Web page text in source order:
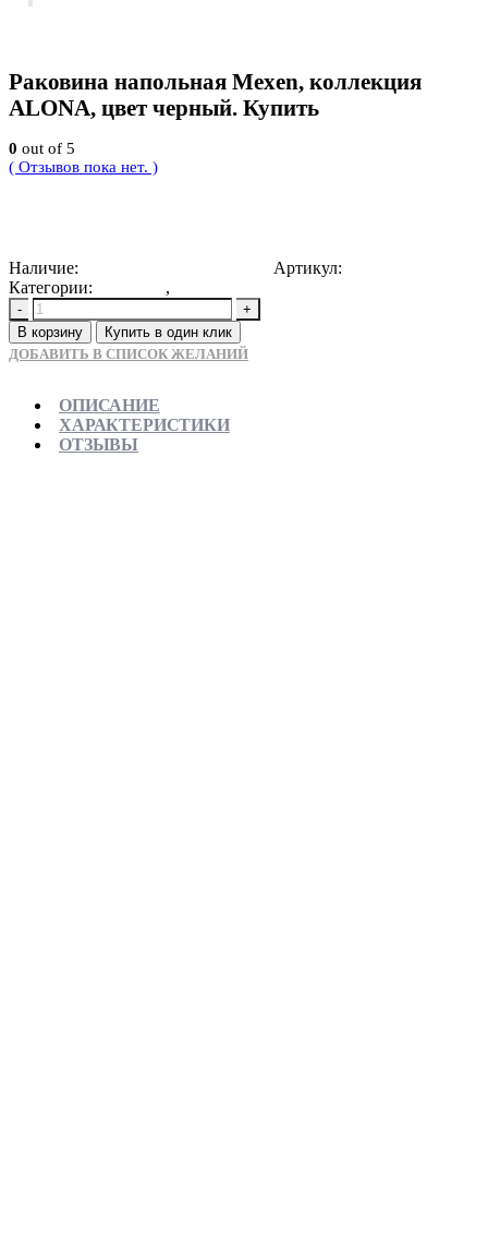
Раковина напольная Mexen, коллекция
ALONA, цвет черный. Купить
0 out of 5
( Отзывов пока нет. )
Наличие: Артикул:
Категории:
,
-
+
В корзину
Купить в один клик
ДОБАВИТЬ В СПИСОК ЖЕЛАНИЙ
ОПИСАНИЕ
ХАРАКТЕРИСТИКИ
ОТЗЫВЫ